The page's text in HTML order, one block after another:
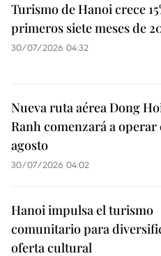
Turismo de Hanoi crece
primeros siete meses de
30/07/2026 04:32
Nueva ruta aérea Dong
Ranh comenzará a operar
agosto
30/07/2026 04:02
Hanoi impulsa el turismo
comunitario para
oferta cultural